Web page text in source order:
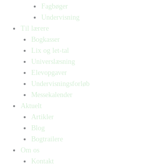
Fagbøger
Undervisning
Til lærere
Bogkasser
Lix og let-tal
Universlæsning
Elevopgaver
Undervisningsforløb
Messekalender
Aktuelt
Artikler
Blog
Bogtrailere
Om os
Kontakt